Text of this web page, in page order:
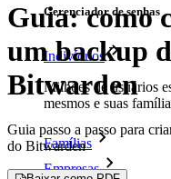
Gerenciador de senhas
Indivíduos
Milhões de usuários
mesmos e suas
Famílias
Empresas
Guia: como
um backup
Bitwarden
Guia passo a passo para
do Bitwarden